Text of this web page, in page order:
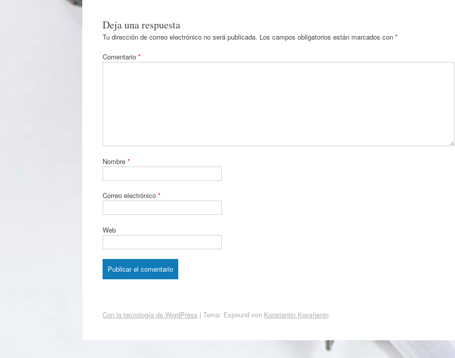
Deja una respuesta
Tu dirección de correo electrónico no será publicada. Los campos obligatorios están marcados con *
Comentario *
Nombre *
Correo electrónico *
Web
Con la tecnología de WordPress | Tema: Expound von Konstantin Kovshenin